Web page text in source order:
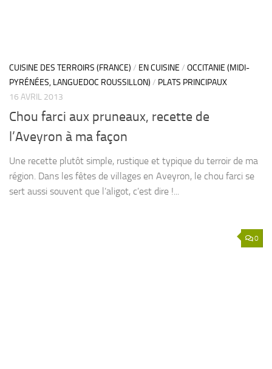
CUISINE DES TERROIRS (FRANCE) / EN CUISINE / OCCITANIE (MIDI-
PYRÉNÉES, LANGUEDOC ROUSSILLON) / PLATS PRINCIPAUX
16 AVRIL 2013
Chou farci aux pruneaux, recette de
l’Aveyron à ma façon
Une recette plutôt simple, rustique et typique du terroir de ma
région. Dans les fêtes de villages en Aveyron, le chou farci se
sert aussi souvent que l’aligot, c’est dire !...
0